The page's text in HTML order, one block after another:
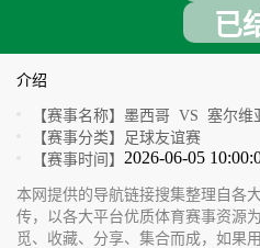
已
介绍
【赛事名称】 墨西哥 VS 塞尔维
【赛事分类】
足球友谊赛
【赛事时间】 2026-06-05
本网提供的导航链接搜集整理自各
传，以各大平台优质体育赛事资源
觅、收藏、分享、集合而成，如果